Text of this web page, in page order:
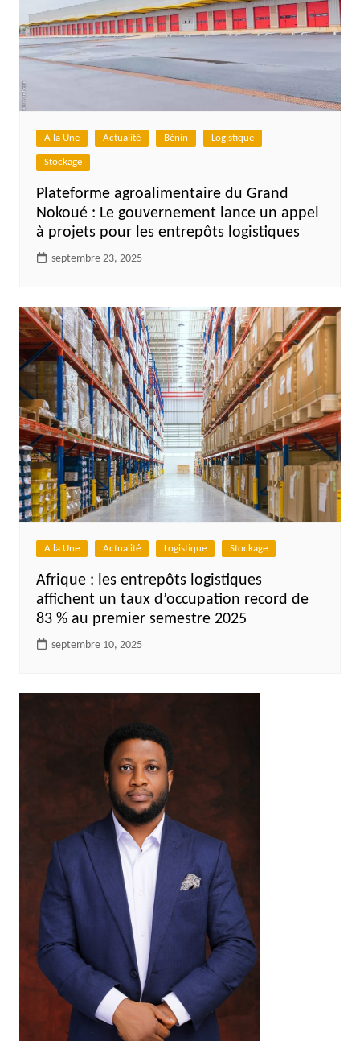
A la Une Actualité Bénin Logistique
Stockage
Plateforme agroalimentaire du Grand
Nokoué : Le gouvernement lance un appel
à projets pour les entrepôts logistiques
septembre 23, 2025
A la Une Actualité Logistique Stockage
Afrique : les entrepôts logistiques
affichent un taux d’occupation record de
83 % au premier semestre 2025
septembre 10, 2025